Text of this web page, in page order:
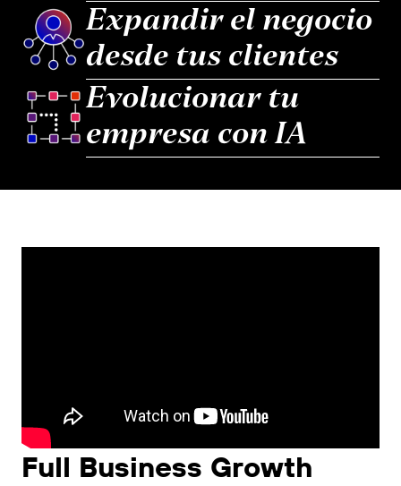
Expandir el negocio
desde tus clientes
Evolucionar tu
empresa con IA
Full Business Growth